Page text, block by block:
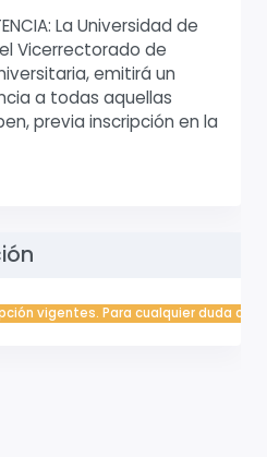
La Universidad de
Vicerrectorado de
emitirá un
a todas aquellas
previa inscripción en la
vigentes. Para cualquier duda